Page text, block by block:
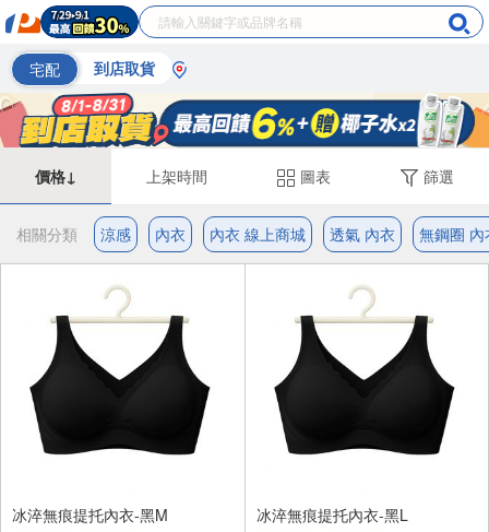
宅配 到店取貨
價格↓ 上架時間 圖表 篩選
相關分類 涼感 內衣 內衣 線上商城 透氣 內衣 無鋼圈 內
冰淬無痕提托內衣-黑M
冰淬無痕提托內衣-黑L